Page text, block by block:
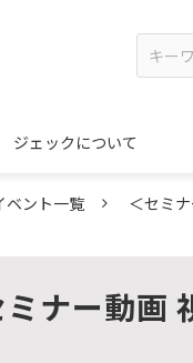
ジェックについて
ベント一覧 ＜セミ
ナー動画